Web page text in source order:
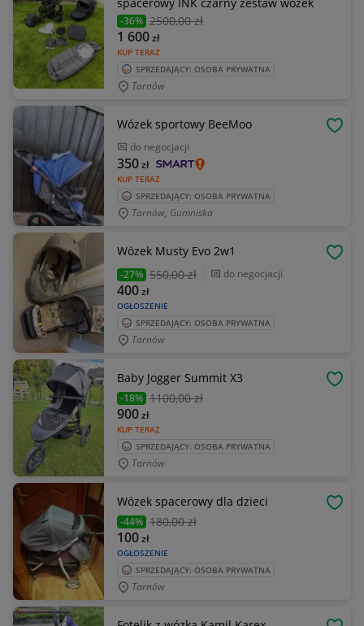
-36% 2500,00 zł
KUP TERAZ
1 600zł
SPRZEDAJĄCY: OSOBA PRYWATNA
Tarnów
Wózek sportowy BeeMoo
do negocjacji
KUP TERAZ
350zł
SPRZEDAJĄCY: OSOBA PRYWATNA
Tarnów, Gumniska
Wózek Musty Evo 2w1
-27% 550,00 zł do negocjacji
OGŁOSZENIE
400zł
SPRZEDAJĄCY: OSOBA PRYWATNA
Tarnów
Baby Jogger Summit X3
-18% 1100,00 zł
KUP TERAZ
900zł
SPRZEDAJĄCY: OSOBA PRYWATNA
Tarnów
Wózek spacerowy dla dzieci
-44% 180,00 zł
OGŁOSZENIE
100zł
SPRZEDAJĄCY: OSOBA PRYWATNA
Tarnów